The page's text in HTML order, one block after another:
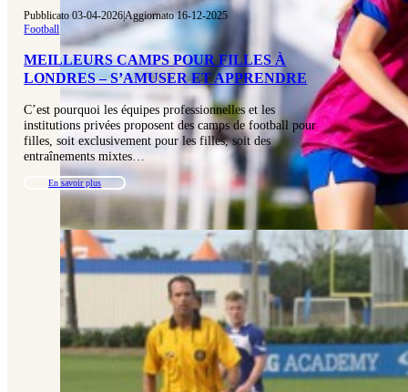
Pubblicato 03-04-2026|Aggiornato 16-12-2025
Football
MEILLEURS CAMPS POUR FILLES À
LONDRES – S’AMUSER ET APPRENDRE
C’est pourquoi les équipes professionnelles et les
institutions privées proposent des camps de football pour
filles, soit exclusivement pour les filles, soit des
entraînements mixtes…
En savoir plus